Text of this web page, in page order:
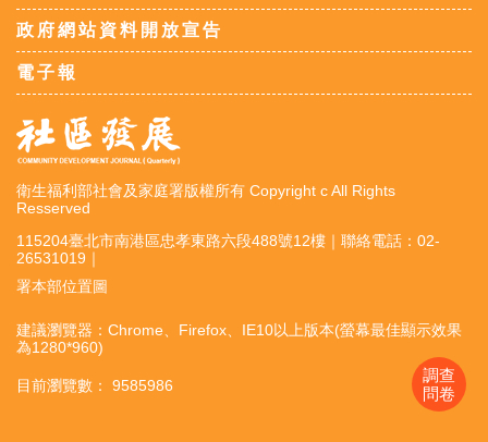
調查
問卷
政府網站資料開放宣告
電子報
衛生福利部社會及家庭署版權所有 Copyright c All Rights
Resserved
115204臺北市南港區忠孝東路六段488號12樓｜聯絡電話：02-
26531019｜
署本部位置圖
建議瀏覽器：Chrome、Firefox、IE10以上版本(螢幕最佳顯示效果
為1280*960)
目前瀏覽數： 9585986